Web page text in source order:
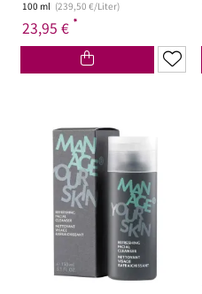
100 ml (239,50 €/Liter)
23,95 € *